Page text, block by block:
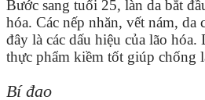
Bước sang tuổi 25, làn da bắt
hóa. Các nếp nhăn, vết nám, da
đây là các dấu hiệu của lão
thực phẩm kiềm tốt giúp chống
Bí đao